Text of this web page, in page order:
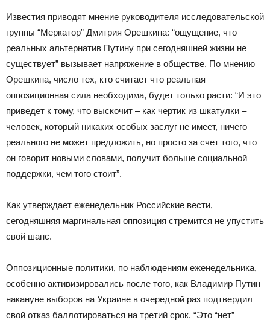
Известия приводят мнение руководителя исследовательской
группы “Меркатор” Дмитрия Орешкина: “ощущение, что
реальных альтернатив Путину при сегодняшней жизни не
существует” вызывает напряжение в обществе. По мнению
Орешкина, число тех, кто считает что реальная
оппозиционная сила необходима, будет только расти: “И это
приведет к тому, что выскочит – как чертик из шкатулки –
человек, который никаких особых заслуг не имеет, ничего
реального не может предложить, но просто за счет того, что
он говорит новыми словами, получит больше социальной
поддержки, чем того стоит”.
Как утверждает еженедельник Российские вести,
сегодняшняя маргинальная оппозиция стремится не упустить
свой шанс.
Оппозиционные политики, по наблюдениям еженедельника,
особенно активизировались после того, как Владимир Путин
накануне выборов на Украине в очередной раз подтвердил
свой отказ баллотироваться на третий срок. “Это “нет”